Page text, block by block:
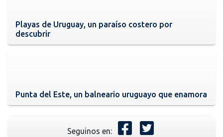
Playas de Uruguay, un paraíso costero por
descubrir
Punta del Este, un balneario uruguayo que enamora
Seguinos en: